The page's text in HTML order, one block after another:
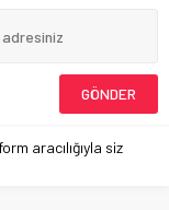
aracılığıyla siz